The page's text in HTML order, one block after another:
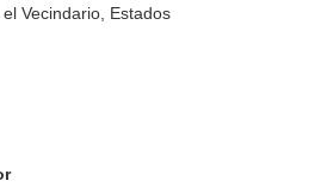
Vecindario, Estados